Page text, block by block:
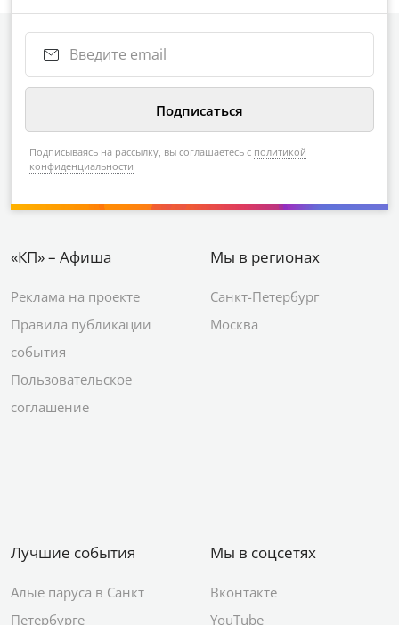
Подписываясь на рассылку, вы соглашаетесь с политикой
конфиденциальности
«КП» – Афиша
Реклама на проекте
Правила публикации
события
Пользовательское
соглашение
Мы в регионах
Санкт-Петербург
Москва
Лучшие события
Алые паруса в Санкт
Петербурге
Мы в соцсетях
Вконтакте
YouTube